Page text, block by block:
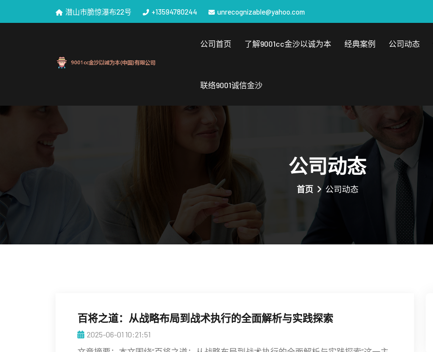
潜山市脆惊瀑布22号 +13594780244 unrecognizable@yahoo.com
公司首页 了解9001cc金沙以诚为本 经典案例 公司动态
联络9001诚信金沙
公司动态
首页 公司动态
百将之道：从战略布局到战术执行的全面解析与实践探索
2025-06-01 10:21:51